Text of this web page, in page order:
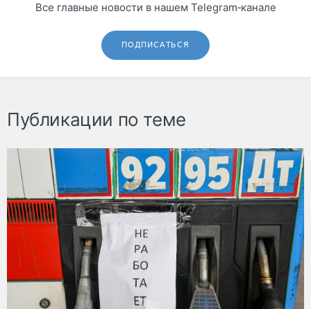
Все главные новости в нашем Telegram‑канале
ПОДПИСАТЬСЯ
Публикации по теме